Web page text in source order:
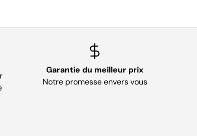
Garantie du meilleur prix
Notre promesse envers vous